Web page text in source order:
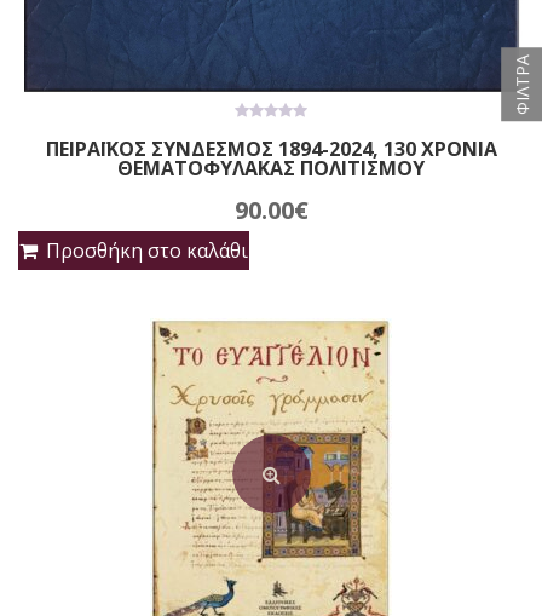
out
of
ΠΕΙΡΑΪΚΟΣ ΣΥΝΔΕΣΜΟΣ 1894-2024, 130 ΧΡΟΝΙΑ
ΘΕΜΑΤΟΦΥΛΑΚΑΣ ΠΟΛΙΤΙΣΜΟΥ
90.00€
Προσθήκη στο καλάθι
ΦΙΛΤΡΑ